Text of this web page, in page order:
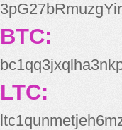
BTC:
LTC: